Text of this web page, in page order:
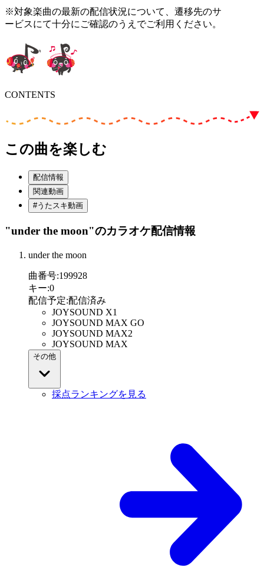
※対象楽曲の最新の配信状況について、遷移先のサ
ービスにて十分にご確認のうえでご利用ください。
CONTENTS
この曲を楽しむ
配信情報
関連動画
#うたスキ動画
"under the moon"のカラオケ配信情報
under the moon
曲番号:199928
キー:0
配信予定:配信済み
JOYSOUND X1
JOYSOUND MAX GO
JOYSOUND MAX2
JOYSOUND MAX
その他
採点ランキングを見る